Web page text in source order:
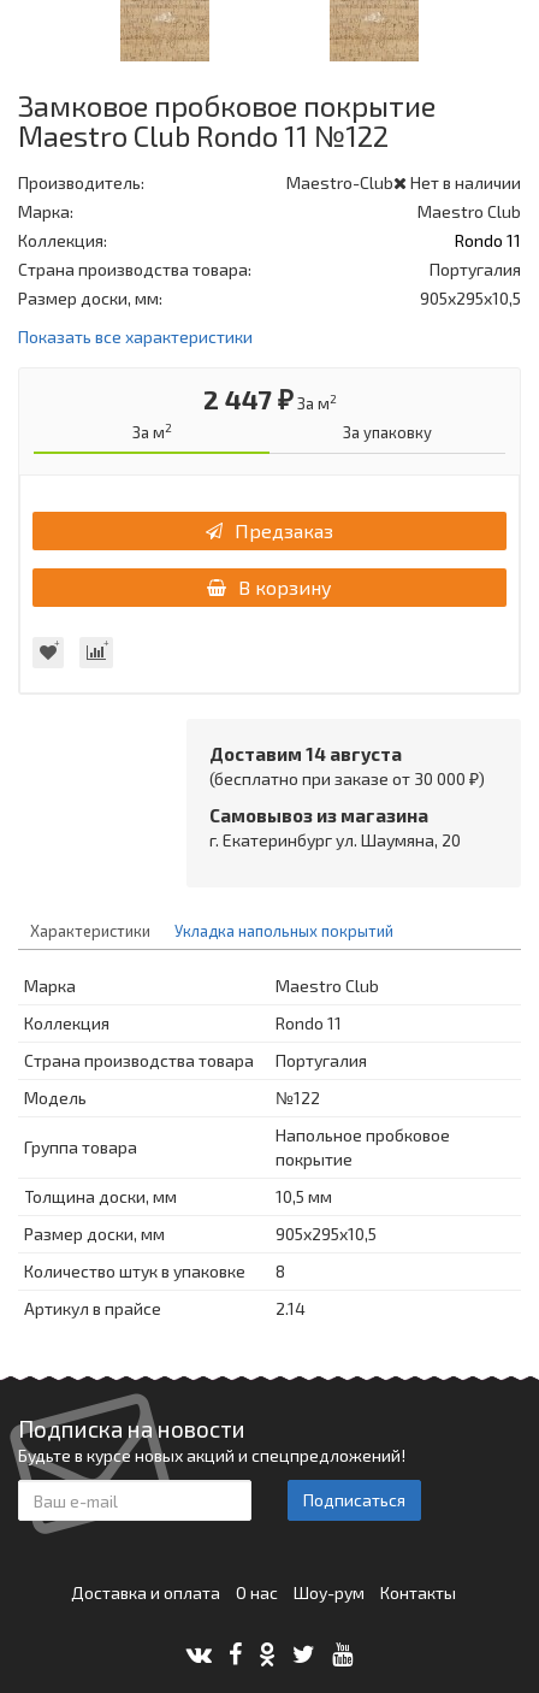
Замковое пробковое покрытие
Maestro Club Rondo 11 №122
Нет в наличии
Производитель:
Maestro-Club
Марка:
Maestro Club
Коллекция:
Rondo 11
Страна производства товара:
Португалия
Размер доски, мм:
905x295x10,5
Показать все характеристики
2 447 ₽ За м2
За м2 За упаковку
Предзаказ
В корзину
Доставим 14 августа
(бесплатно при заказе от 30 000 ₽)
Самовывоз из магазина
г. Екатеринбург ул. Шаумяна, 20
Характеристики Укладка напольных покрытий
Марка
Maestro Club
Коллекция
Rondo 11
Страна производства товара
Португалия
Модель
№122
Группа товара
Напольное пробковое
покрытие
Толщина доски, мм
10,5 мм
Размер доски, мм
905x295x10,5
Количество штук в упаковке
8
Артикул в прайсе
2.14
Подписка на новости
Будьте в курсе новых акций и спецпредложений!
Подписаться
Доставка и оплата О нас Шоу-рум Контакты